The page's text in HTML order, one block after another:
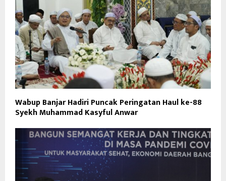
Wabup Banjar Hadiri Puncak Peringatan Haul ke-88
Syekh Muhammad Kasyful Anwar